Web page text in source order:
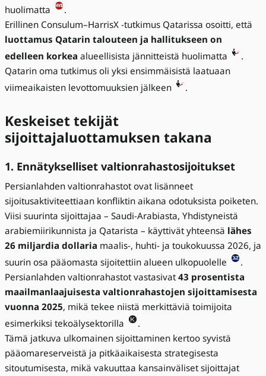
huolimatta
.
Erillinen Consulum–HarrisX -tutkimus Qatarissa osoitti, että
luottamus Qatarin talouteen ja hallitukseen on
edelleen korkea alueellisista jännitteistä huolimatta
.
Qatarin oma tutkimus oli yksi ensimmäisistä laatuaan
viimeaikaisten levottomuuksien jälkeen
.
Keskeiset tekijät
sijoittajaluottamuksen takana
1. Ennätykselliset valtionrahastosijoitukset
Persianlahden valtionrahastot ovat lisänneet
sijoitusaktiviteettiaan konfliktin aikana odotuksista poiketen.
Viisi suurinta sijoittajaa – Saudi-Arabiasta, Yhdistyneistä
arabiemiirikunnista ja Qatarista – käyttivät yhteensä lähes
26 miljardia dollaria maalis-, huhti- ja toukokuussa 2026, ja
suurin osa pääomasta sijoitettiin alueen ulkopuolelle
.
Persianlahden valtionrahastot vastasivat 43 prosentista
maailmanlaajuisesta valtionrahastojen sijoittamisesta
vuonna 2025, mikä tekee niistä merkittäviä toimijoita
esimerkiksi tekoälysektorilla
.
Tämä jatkuva ulkomainen sijoittaminen kertoo syvistä
pääomareserveistä ja pitkäaikaisesta strategisesta
sitoutumisesta, mikä vakuuttaa kansainväliset sijoittajat